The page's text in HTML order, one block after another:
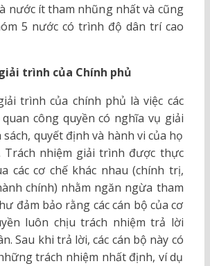
nước ít tham nhũng nhất và cũng
5 nước có trình độ dân trí cao
trình của Chính phủ
trình của chính phủ là việc các
công quyền có nghĩa vụ giải
sách, quyết định và hành vi của họ
Trách nhiệm giải trình được thực
các cơ chế khác nhau (chính trị,
chính) nhằm ngăn ngừa tham
đảm bảo rằng các cán bộ của cơ
luôn chịu trách nhiệm trả lời
Sau khi trả lời, các cán bộ này có
trách nhiệm nhất định, ví dụ